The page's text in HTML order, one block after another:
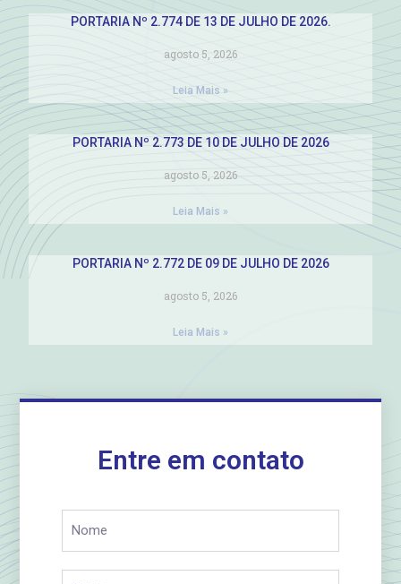
PORTARIA Nº 2.774 DE 13 DE JULHO DE 2026.
agosto 5, 2026
Leia Mais »
PORTARIA Nº 2.773 DE 10 DE JULHO DE 2026
agosto 5, 2026
Leia Mais »
PORTARIA Nº 2.772 DE 09 DE JULHO DE 2026
agosto 5, 2026
Leia Mais »
Entre em contato